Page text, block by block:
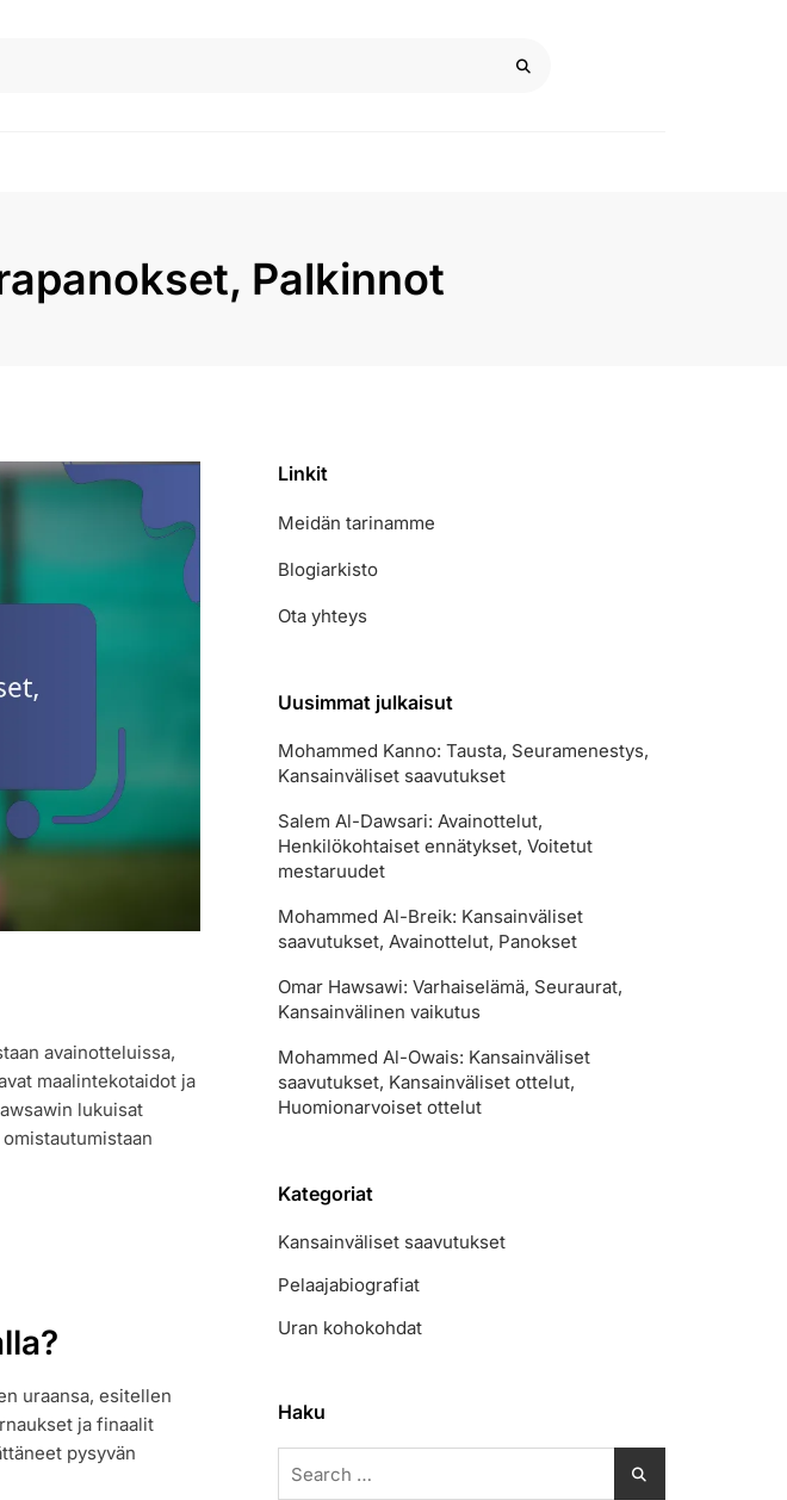
Palkinnot
avainotteluissa,
maalintekotaidot ja
lukuisat
uraansa, esitellen
ja finaalit
pysyvän
Linkit
Meidän tarinamme
Blogiarkisto
Ota yhteys
Uusimmat julkaisut
Mohammed Kanno: Tausta, Seuramenestys,
Kansainväliset saavutukset
Salem Al-Dawsari: Avainottelut,
Henkilökohtaiset ennätykset, Voitetut
mestaruudet
Mohammed Al-Breik: Kansainväliset
saavutukset, Avainottelut, Panokset
Omar Hawsawi: Varhaiselämä, Seuraurat,
Kansainvälinen vaikutus
Mohammed Al-Owais: Kansainväliset
saavutukset, Kansainväliset ottelut,
Huomionarvoiset ottelut
Kategoriat
Kansainväliset saavutukset
Pelaajabiografiat
Uran kohokohdat
Haku
for: